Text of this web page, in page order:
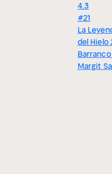
4.3
#21
La
del Hielo
Margit